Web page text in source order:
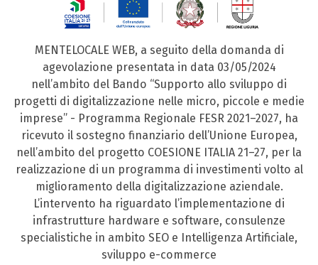
MENTELOCALE WEB, a seguito della domanda di
agevolazione presentata in data 03/05/2024
nell’ambito del Bando “Supporto allo sviluppo di
progetti di digitalizzazione nelle micro, piccole e medie
imprese” - Programma Regionale FESR 2021–2027, ha
ricevuto il sostegno finanziario dell’Unione Europea,
nell’ambito del progetto COESIONE ITALIA 21–27, per la
realizzazione di un programma di investimenti volto al
miglioramento della digitalizzazione aziendale.
L’intervento ha riguardato l’implementazione di
infrastrutture hardware e software, consulenze
specialistiche in ambito SEO e Intelligenza Artificiale,
sviluppo e-commerce